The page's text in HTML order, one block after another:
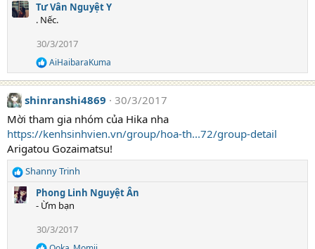
n
s
Tư Vân Nguyệt Y
. Nếc.
30/3/2017
R
e
a
c
i
o
n
s
:
AiHaibaraKuma
shinranshi4869
30/3/2017
Mời tham gia nhóm của Hika nha
https://kenhsinhvien.vn/group/hoa-th...72/group-detail
Arigatou Gozaimatsu!
R
e
a
Shanny Trinh
Phong Linh Nguyệt Ân
- Ừm bạn
30/3/2017